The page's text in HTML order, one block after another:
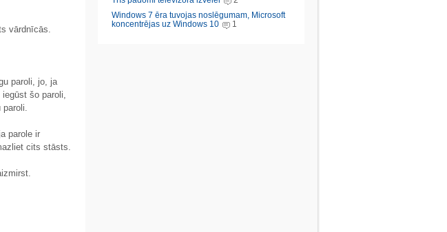
Windows 7 ēra tuvojas noslēgumam, Microsoft
koncentrējas uz Windows 10
1
vārdnīcās.
paroli, jo, ja
šo paroli,
paroli.
parole ir
cits stāsts.